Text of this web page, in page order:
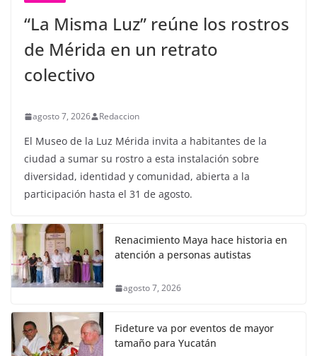
“La Misma Luz” reúne los rostros
de Mérida en un retrato
colectivo
agosto 7, 2026 Redaccion
El Museo de la Luz Mérida invita a habitantes de la
ciudad a sumar su rostro a esta instalación sobre
diversidad, identidad y comunidad, abierta a la
participación hasta el 31 de agosto.
Renacimiento Maya hace historia en
atención a personas autistas
agosto 7, 2026
Fideture va por eventos de mayor
tamaño para Yucatán